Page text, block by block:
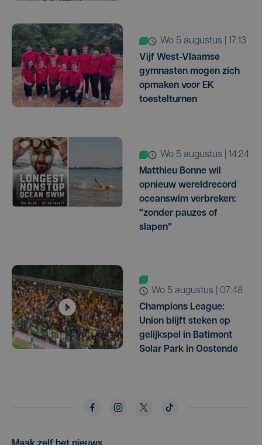
wo 5 augustus | 17:13
Vijf West-Vlaamse
gymnasten mogen zich
opmaken voor EK
toestelturnen
wo 5 augustus | 14:24
Matthieu Bonne wil
opnieuw wereldrecord
oceanswim verbreken:
"zonder pauzes of
slapen"
wo 5 augustus | 07:48
Champions League:
Union blijft steken op
gelijkspel in Batimont
Solar Park in Oostende